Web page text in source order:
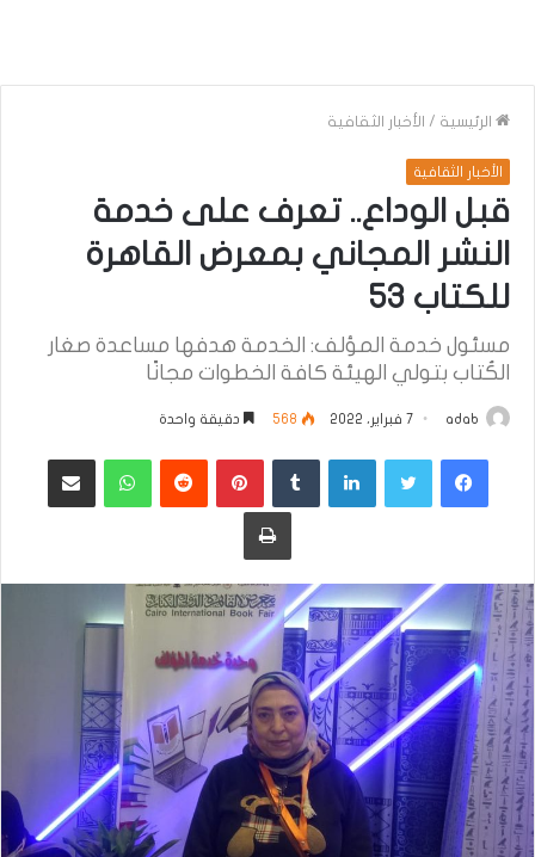
الرئيسية / الأخبار الثقافية
الأخبار الثقافية
قبل الوداع.. تعرف على خدمة
النشر المجاني بمعرض القاهرة
للكتاب 53
مسئول خدمة المؤلف: الخدمة هدفها مساعدة صغار
الكُتاب بتولي الهيئة كافة الخطوات مجانًا
adab 7 فبراير، 2022 568 دقيقة واحدة
فيسبوكتويتر لينكدإن ‏Tumblr بينتيريست
‏Reddit واتساب مشاركة عبر البريد
طباعة